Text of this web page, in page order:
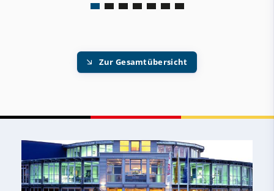
Zur Gesamtübersicht